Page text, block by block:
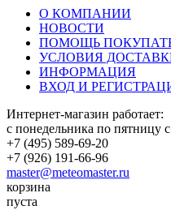
О КОМПАНИИ
НОВОСТИ
ПОМОЩЬ
УСЛОВИЯ
ИНФОРМАЦИЯ
ВХОД И
Интернет-магазин работает:
с понедельника по пятницу
+7 (495) 589-69-20
+7 (926) 191-66-96
master@meteomaster.ru
корзина
пуста